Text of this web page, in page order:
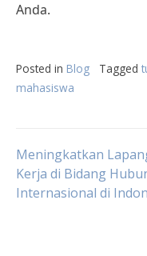
Anda.
Posted in Blog Tagged
mahasiswa
Post
Meningkatkan
Kerja di Bidang
Internasional di